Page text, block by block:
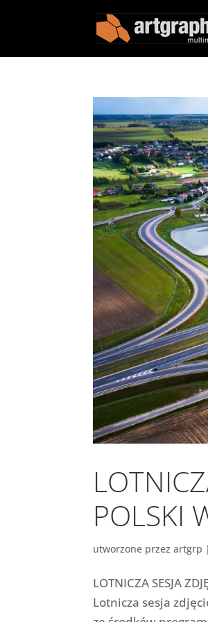
POLSKI
utworzone przezartgrp |
LOTNICZA SESJA
Lotnicza sesja